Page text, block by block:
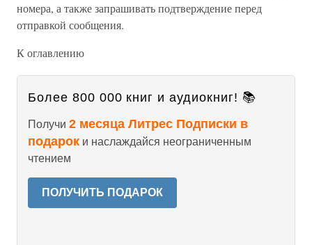
номера, а также запрашивать подтверждение перед
отправкой сообщения.
К оглавлению
Более 800 000 книг и аудиокниг! 📚
Получи 2 месяца Литрес Подписки в
подарок и наслаждайся неограниченным
чтением
ПОЛУЧИТЬ ПОДАРОК